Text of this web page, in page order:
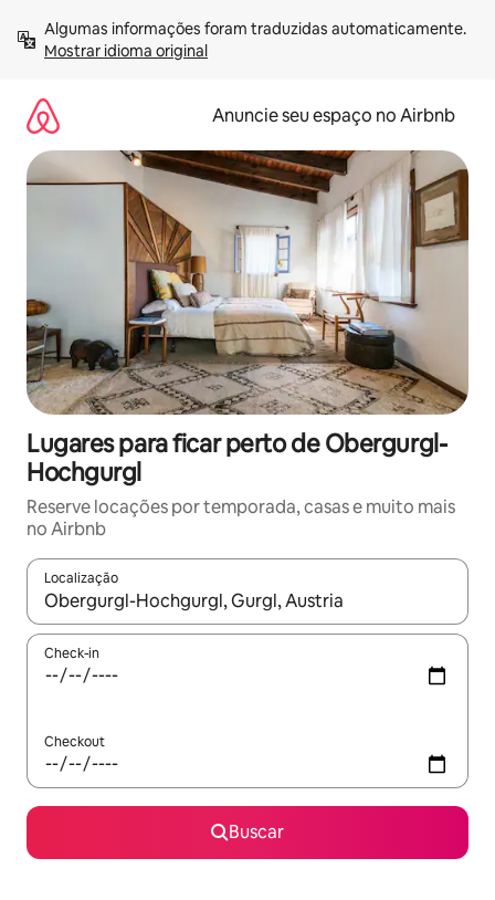
para
Mostrar idioma original
Anuncie seu espaço no Airbnb
Lugares para ficar perto de Obergurgl-
Hochgurgl
Reserve locações por temporada, casas e muito mais
no Airbnb
Localização
Quando os resultados estiverem disponíveis, explore-os
Check-in
Checkout
Buscar